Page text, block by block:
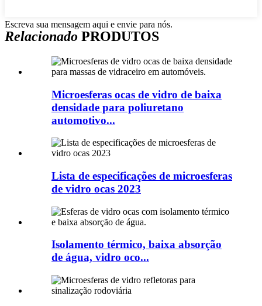
Escreva sua mensagem aqui e envie para nós.
Relacionado PRODUTOS
Microesferas ocas de vidro de baixa
densidade para poliuretano
automotivo...
Lista de especificações de microesferas
de vidro ocas 2023
Isolamento térmico, baixa absorção
de água, vidro oco...